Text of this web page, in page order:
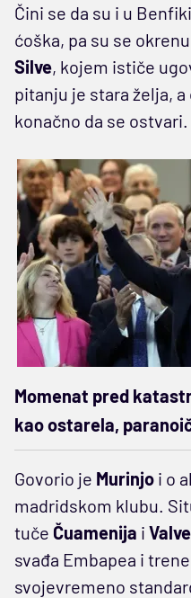
Čini se da su i u
ćoška, pa su se
Silve, kojem ističe
pitanju je stara želja,
konačno da se ostvari.
Momenat pred
kao ostarela,
Govorio je Murinjo i o
madridskom klubu.
tuče Čuamenija i
svađa Embapea i
svojevremeno